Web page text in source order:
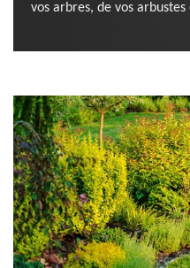
vos arbres, de vos arbustes